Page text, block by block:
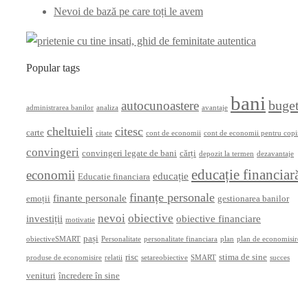
Nevoi de bază pe care toți le avem
Popular tags
administrarea banilor analiza autocunoastere avantaje bani buget
carte cheltuieli citate citesc cont de economii cont de economii pentru copii
convingeri convingeri legate de bani cărți depozit la termen dezavantaje
economii Educatie financiara educație educație
emoții finante personale finanțe personale gestionarea banilor
investiții motivatie nevoi obiective obiective financiare
obiectiveSMART pași Personalitate personalitate financiara plan plan de
produse de economisire relatii risc setareobiective SMART stima de sine succes
venituri încredere în sine